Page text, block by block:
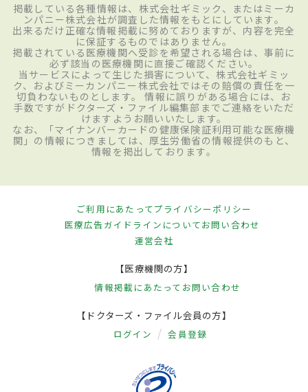
掲載している各種情報は、株式会社ギミック、またはミーカ
ンパニー株式会社が調査した情報をもとにしています。
出来るだけ正確な情報掲載に努めておりますが、内容を完全
に保証するものではありません。
掲載されている医療機関へ受診を希望される場合は、事前に
必ず該当の医療機関に直接ご確認ください。
当サービスによって生じた損害について、株式会社ギミッ
ク、およびミーカンパニー株式会社ではその賠償の責任を一
切負わないものとします。 情報に誤りがある場合には、お
手数ですがドクターズ・ファイル編集部までご連絡をいただ
けますようお願いいたします。
なお、「マイナンバーカードの健康保険証利用可能な医療機
関」の情報につきましては、厚生労働省の情報提供のもと、
情報を掲出しております。
ご利用にあたってプライバシーポリシー
医療広告ガイドラインについてお問い合わせ
運営会社
【医療機関の方】
情報掲載にあたって お問い合わせ
【ドクターズ・ファイル会員の方】
ログイン 会員登録